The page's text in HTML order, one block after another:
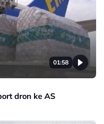
01:58
dron ke AS